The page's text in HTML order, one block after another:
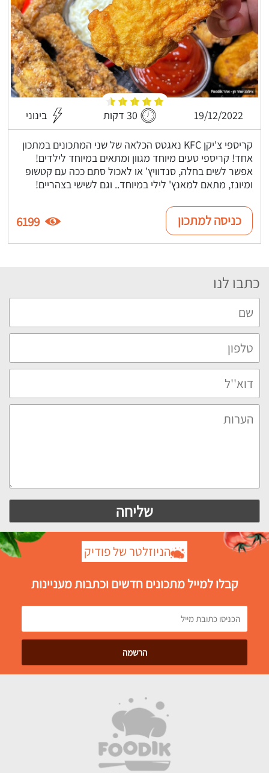
19/12/2022 30 דקות בינוני
קריספי צ'יקן KFC נאגטס הכלאה של שני המתכונים במתכון
אחד! קריספי טעים מיוחד מגוון ומתאים במיוחד לילדים!
אפשר לשים בחלה, סנדוויץ' או לאכול סתם ככה עם קטשופ
ומיונז, מתאם למאנץ' לילי במיוחד.. וגם לשישי בצהריים!
כניסה למתכון 6199
כתבו לנו
הניוזלטר של פודיק
קבלו למייל מתכונים חדשים וכתבות מעניינות